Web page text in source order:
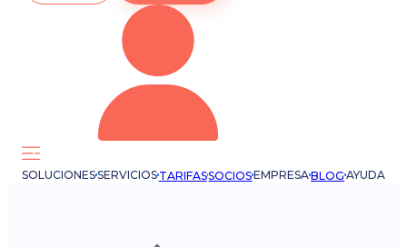
SOLUCIONESSERVICIOSTARIFASSOCIOSEMPRESABLOGAYUDA